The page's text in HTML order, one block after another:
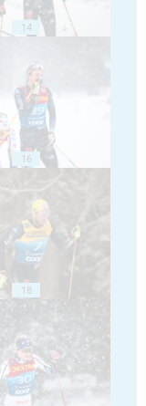
14
16
18